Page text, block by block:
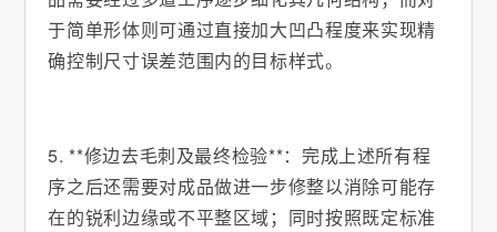
于简单形体则可通过直接加大凹凸程度来实现精
确控制尺寸误差范围内的目标样式。
5. **修边去毛刺及最终检验**：完成上述所有程
序之后还需要对成品做进一步修整以消除可能存
在的锐利边缘或不平整区域；同时按照既定标准